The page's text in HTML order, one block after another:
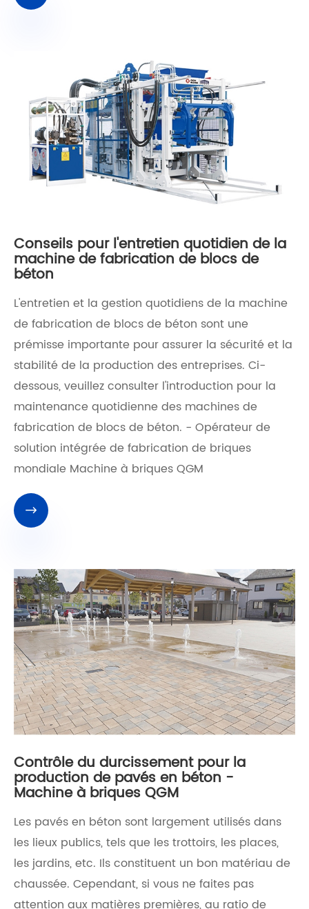
Conseils pour l'entretien quotidien de la
machine de fabrication de blocs de
béton
​L'entretien et la gestion quotidiens de la machine
de fabrication de blocs de béton sont une
prémisse importante pour assurer la sécurité et la
stabilité de la production des entreprises. Ci-
dessous, veuillez consulter l'introduction pour la
maintenance quotidienne des machines de
fabrication de blocs de béton. - Opérateur de
solution intégrée de fabrication de briques
mondiale Machine à briques QGM

Contrôle du durcissement pour la
production de pavés en béton -
Machine à briques QGM
Les pavés en béton sont largement utilisés dans
les lieux publics, tels que les trottoirs, les places,
les jardins, etc. Ils constituent un bon matériau de
chaussée. Cependant, si vous ne faites pas
attention aux matières premières, au ratio de